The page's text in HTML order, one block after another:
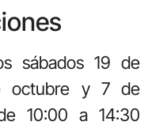
sábados 19 de
octubre y 7 de
10:00 a 14:30